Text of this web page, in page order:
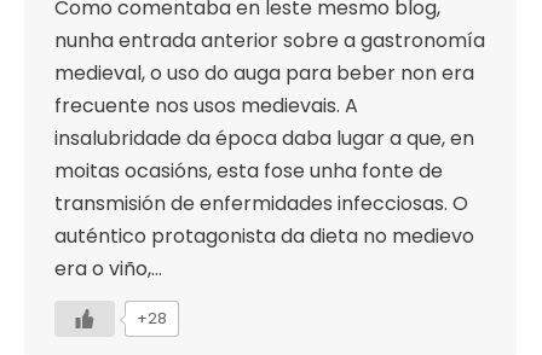
Como comentaba en leste mesmo blog,
nunha entrada anterior sobre a gastronomía
medieval, o uso do auga para beber non era
frecuente nos usos medievais. A
insalubridade da época daba lugar a que, en
moitas ocasións, esta fose unha fonte de
transmisión de enfermidades infecciosas. O
auténtico protagonista da dieta no medievo
era o viño,…
+28